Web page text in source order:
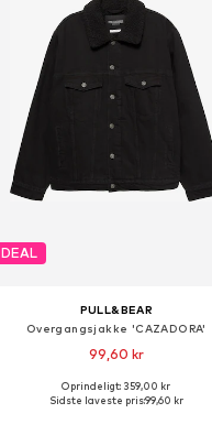
DEAL
PULL&BEAR
Overgangsjakke 'CAZADORA'
99,60 kr
Tilgængelige størrelser: S, M, L, XL
Oprindeligt: 359,00 kr
Sidste laveste pris:99,60 kr